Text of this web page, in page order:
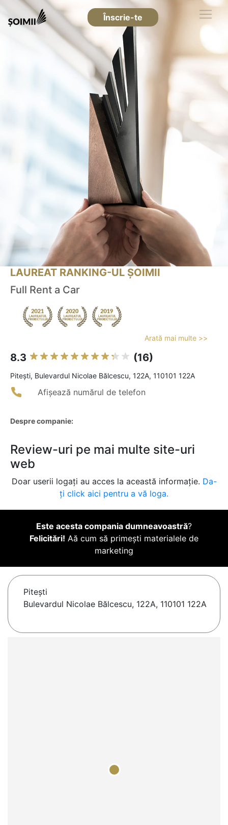
Înscrie-te
LAUREAT RANKING-UL ȘOIMII
Full Rent a Car
Arată mai multe >>
8.3 (16)
Piteşti, Bulevardul Nicolae Bălcescu, 122A, 110101 122A
Afișează numărul de telefon
Despre companie:
Review-uri pe mai multe site-uri
web
Doar userii logați au acces la această informație. Da-
ți click aici pentru a vă loga.
Este acesta compania dumneavoastră?
Felicitări! Aă cum să primești materialele de
marketing
Piteşti
Bulevardul Nicolae Bălcescu, 122A, 110101 122A